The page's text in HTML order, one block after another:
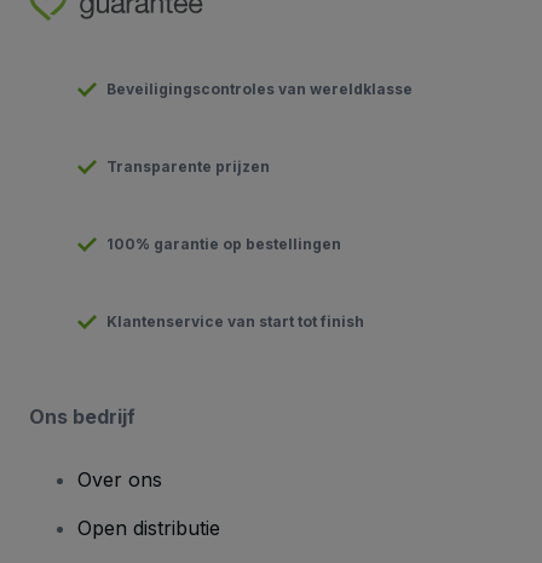
Beveiligingscontroles van wereldklasse
Transparente prijzen
100% garantie op bestellingen
Klantenservice van start tot finish
Ons bedrijf
Over ons
Open distributie